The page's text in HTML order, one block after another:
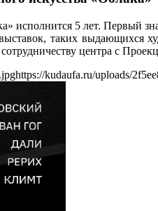
исполнится 5 лет. Первый
таких
центра с
https://kudaufa.ru/uploads/